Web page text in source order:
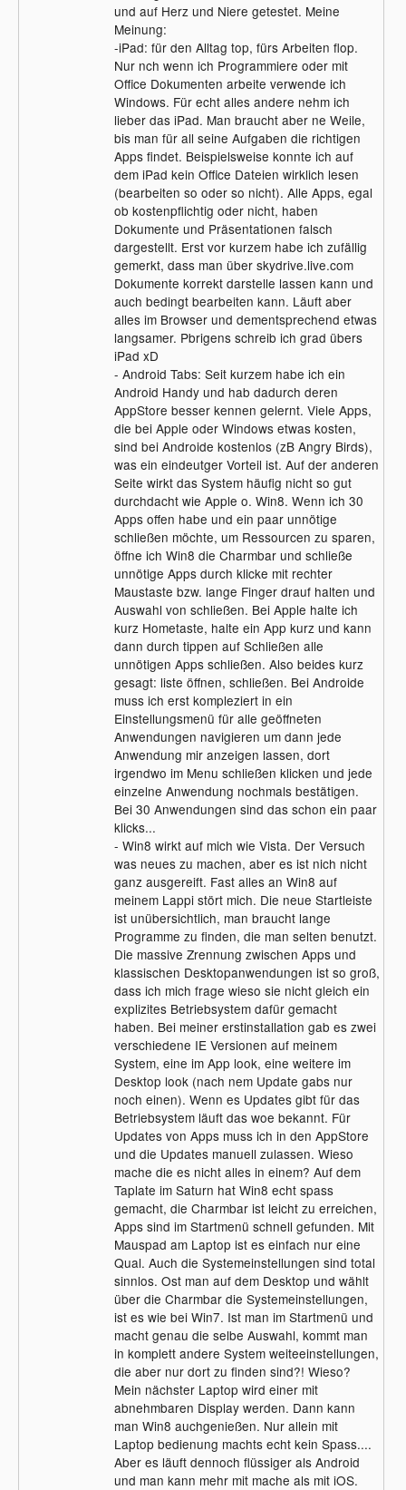
und auf Herz und Niere getestet. Meine
Meinung:
-iPad: für den Alltag top, fürs Arbeiten flop.
Nur nch wenn ich Programmiere oder mit
Office Dokumenten arbeite verwende ich
Windows. Für echt alles andere nehm ich
lieber das iPad. Man braucht aber ne Weile,
bis man für all seine Aufgaben die richtigen
Apps findet. Beispielsweise konnte ich auf
dem iPad kein Office Dateien wirklich lesen
(bearbeiten so oder so nicht). Alle Apps, egal
ob kostenpflichtig oder nicht, haben
Dokumente und Präsentationen falsch
dargestellt. Erst vor kurzem habe ich zufällig
gemerkt, dass man über skydrive.live.com
Dokumente korrekt darstelle lassen kann und
auch bedingt bearbeiten kann. Läuft aber
alles im Browser und dementsprechend etwas
langsamer. Pbrigens schreib ich grad übers
iPad xD
- Android Tabs: Seit kurzem habe ich ein
Android Handy und hab dadurch deren
AppStore besser kennen gelernt. Viele Apps,
die bei Apple oder Windows etwas kosten,
sind bei Androide kostenlos (zB Angry Birds),
was ein eindeutger Vorteil ist. Auf der anderen
Seite wirkt das System häufig nicht so gut
durchdacht wie Apple o. Win8. Wenn ich 30
Apps offen habe und ein paar unnötige
schließen möchte, um Ressourcen zu sparen,
öffne ich Win8 die Charmbar und schließe
unnötige Apps durch klicke mit rechter
Maustaste bzw. lange Finger drauf halten und
Auswahl von schließen. Bei Apple halte ich
kurz Hometaste, halte ein App kurz und kann
dann durch tippen auf Schließen alle
unnötigen Apps schließen. Also beides kurz
gesagt: liste öffnen, schließen. Bei Androide
muss ich erst kompleziert in ein
Einstellungsmenü für alle geöffneten
Anwendungen navigieren um dann jede
Anwendung mir anzeigen lassen, dort
irgendwo im Menu schließen klicken und jede
einzelne Anwendung nochmals bestätigen.
Bei 30 Anwendungen sind das schon ein paar
klicks...
- Win8 wirkt auf mich wie Vista. Der Versuch
was neues zu machen, aber es ist nich nicht
ganz ausgereift. Fast alles an Win8 auf
meinem Lappi stört mich. Die neue Startleiste
ist unübersichtlich, man braucht lange
Programme zu finden, die man selten benutzt.
Die massive Zrennung zwischen Apps und
klassischen Desktopanwendungen ist so groß,
dass ich mich frage wieso sie nicht gleich ein
explizites Betriebsystem dafür gemacht
haben. Bei meiner erstinstallation gab es zwei
verschiedene IE Versionen auf meinem
System, eine im App look, eine weitere im
Desktop look (nach nem Update gabs nur
noch einen). Wenn es Updates gibt für das
Betriebsystem läuft das woe bekannt. Für
Updates von Apps muss ich in den AppStore
und die Updates manuell zulassen. Wieso
mache die es nicht alles in einem? Auf dem
Taplate im Saturn hat Win8 echt spass
gemacht, die Charmbar ist leicht zu erreichen,
Apps sind im Startmenü schnell gefunden. Mit
Mauspad am Laptop ist es einfach nur eine
Qual. Auch die Systemeinstellungen sind total
sinnlos. Ost man auf dem Desktop und wählt
über die Charmbar die Systemeinstellungen,
ist es wie bei Win7. Ist man im Startmenü und
macht genau die selbe Auswahl, kommt man
in komplett andere System weiteeinstellungen,
die aber nur dort zu finden sind?! Wieso?
Mein nächster Laptop wird einer mit
abnehmbaren Display werden. Dann kann
man Win8 auchgenießen. Nur allein mit
Laptop bedienung machts echt kein Spass....
Aber es läuft dennoch flüssiger als Android
und man kann mehr mit mache als mit iOS.